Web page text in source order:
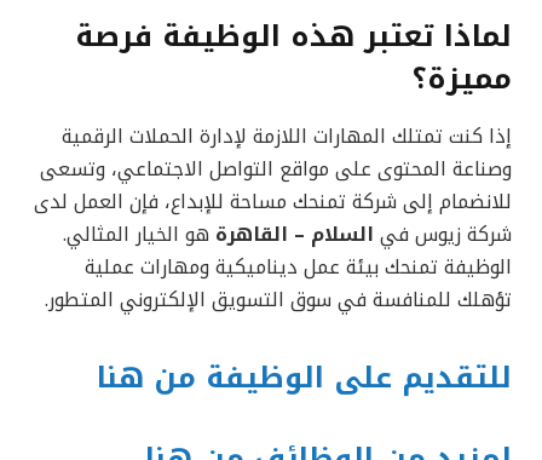
لماذا تعتبر هذه الوظيفة فرصة
مميزة؟
إذا كنت تمتلك المهارات اللازمة لإدارة الحملات الرقمية
وصناعة المحتوى على مواقع التواصل الاجتماعي، وتسعى
للانضمام إلى شركة تمنحك مساحة للإبداع، فإن العمل لدى
شركة زيوس في السلام – القاهرة هو الخيار المثالي.
الوظيفة تمنحك بيئة عمل ديناميكية ومهارات عملية
تؤهلك للمنافسة في سوق التسويق الإلكتروني المتطور.
للتقديم على الوظيفة من هنا